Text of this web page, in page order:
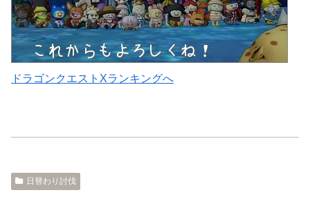
ドラゴンクエストXランキングへ
日替わり討伐